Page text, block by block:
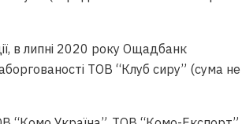
в липні 2020 року Ощадбанк
ТОВ “Клуб сиру” (сума не